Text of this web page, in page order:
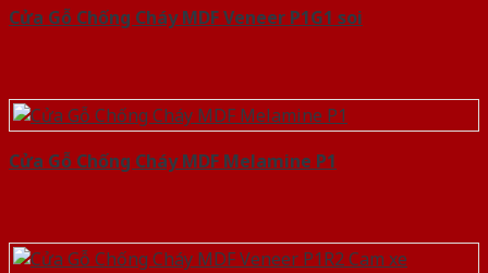
Cửa Gỗ Chống Cháy MDF Veneer P1G1 soi
Cửa Gỗ Chống Cháy MDF Melamine P1